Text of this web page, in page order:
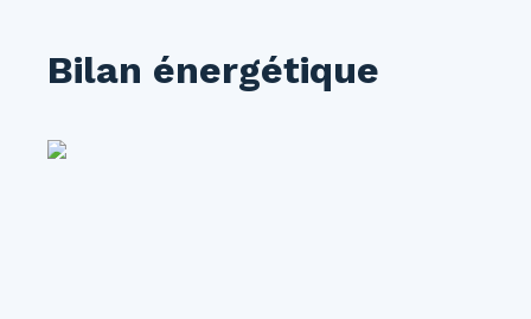
Bilan énergétique